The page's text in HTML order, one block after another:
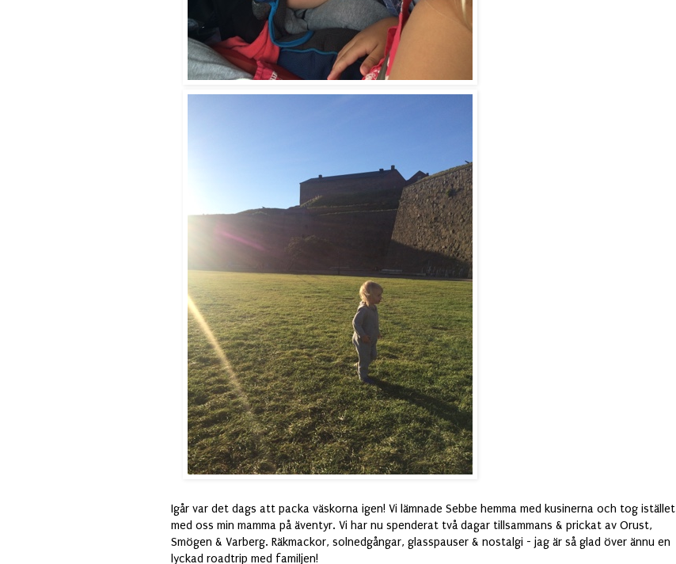
Igår var det dags att packa väskorna igen! Vi lämnade Sebbe hemma med kusinerna och tog istället
med oss min mamma på äventyr. Vi har nu spenderat två dagar tillsammans & prickat av Orust,
Smögen & Varberg. Räkmackor, solnedgångar, glasspauser & nostalgi - jag är så glad över ännu en
lyckad roadtrip med familjen!